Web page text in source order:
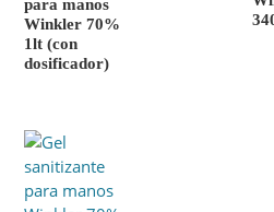
para manos
Winkler 70%
1lt (con
dosificador)